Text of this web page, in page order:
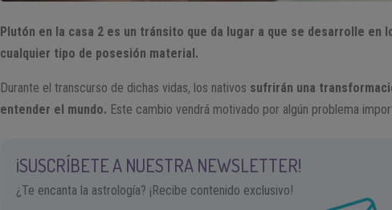
Plutón en la casa 2 es un tránsito que da lugar a que se desarrolle en
cualquier tipo de posesión material.
Durante el transcurso de dichas vidas, los nativos sufrirán una
entender el mundo. Este cambio vendrá motivado por algún problema
¡SUSCRÍBETE A NUESTRA NEWSLETTER!
¿Te encanta la astrología? ¡Recibe contenido exclusivo!